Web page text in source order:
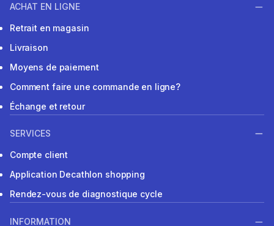
ACHAT EN LIGNE
Retrait en magasin
Livraison
Moyens de paiement
Comment faire une commande en ligne?
Échange et retour
SERVICES
Compte client
Application Decathlon shopping
Rendez-vous de diagnostique cycle
INFORMATION